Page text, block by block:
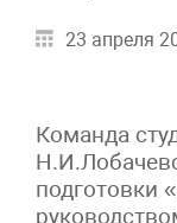
23 апреля
Команда
подготовки